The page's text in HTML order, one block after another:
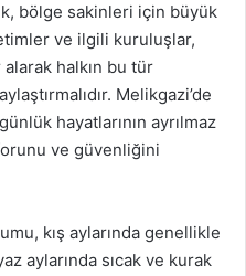
bölge sakinleri için büyük
ve ilgili kuruluşlar,
alarak halkın bu tür
Melikgazi’de
hayatlarının ayrılmaz
ve güvenliğini
kış aylarında genellikle
aylarında sıcak ve kurak